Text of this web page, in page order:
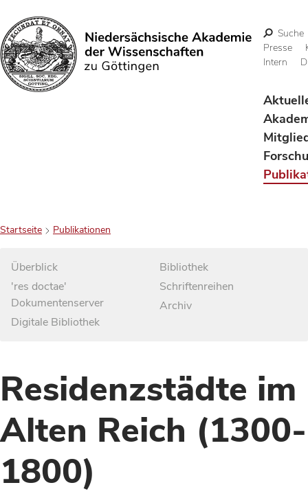
Suchen
Suche
Presse
Intern
Startseite Publikationen
Überblick
'res doctae'
Dokumentenserver
Digitale Bibliothek
Bibliothek
Schriftenreihen
Archiv
Residenzstädte im
Alten Reich (1300-
1800)